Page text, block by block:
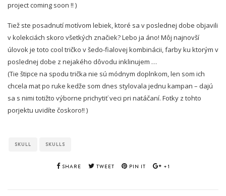
project coming soon !! )
Tiež ste posadnutí motívom lebiek, ktoré sa v poslednej dobe objavili
v kolekciách skoro všetkých značiek? Lebo ja áno! Môj najnovší
úlovok je toto cool tričko v šedo-fialovej kombinácii, farby ku ktorým v
poslednej dobe z nejakého dôvodu inklinujem …
(Tie štipce na spodu trička nie sú módnym doplnkom, len som ich
chcela mat po ruke kedže som dnes stylovala jednu kampan – dajú
sa s nimi totižto výborne prichytiť veci pri natáčaní. Fotky z tohto
porjektu uvidíte čoskoro!! )
SKULL SKULLS
SHARE TWEET PIN IT +1